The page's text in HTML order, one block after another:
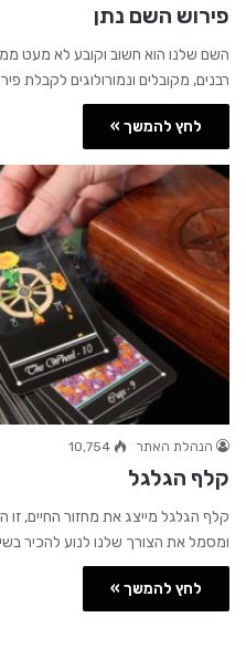
פירוש השם נתן
השם שלנו הוא חשוב וקובע לא מעט
רבנים, מקובלים ונמורולוגים לקבלת
לחץ להמשך »
הנהלת האתר 10,754
קלף הגלגל
קלף הגלגל מייצג את מחזור החיים,
ומסמל את הצורך שלנו לנוע להכיר
לחץ להמשך »